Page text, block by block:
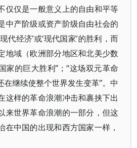
仅仅是一般意义上的自由和平等
中产阶级或资产阶级自由社会的
代经济’或‘现代国家’的胜利，而
地域（欧洲部分地区和北美少数
家的巨大胜利”；“这场双元革命
在继续使整个世界发生变革”。中
这样的革命浪潮冲击和裹挟下出
来世界革命浪潮的一部分，但这
在中国的出现和西方国家一样，